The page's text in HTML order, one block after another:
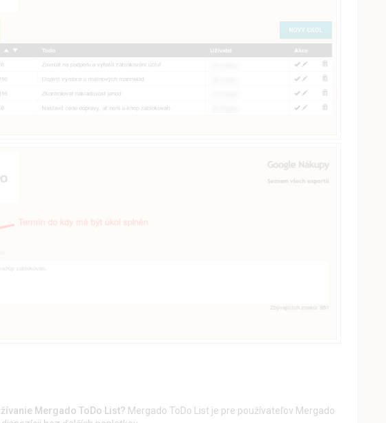
Mergado ToDo List? Mergado ToDo List je pre používateľov Mergado